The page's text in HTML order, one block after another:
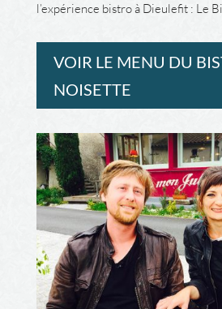
l’expérience bistro à Dieulefit : Le
VOIR LE MENU DU
NOISETTE